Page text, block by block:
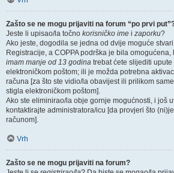
Zašto se ne mogu prijaviti na forum “po prvi
Jeste li upisao/la točno korisničko ime i zaporku?
Ako jeste, dogodila se jedna od dvije moguće
Registracije, a COPPA podrška je bila omogućena,
imam manje od 13 godina trebat ćete slijediti
elektroničkom poštom; ili je možda potrebna
računa [za što ste vidio/la obavijest ili prilikom
stigla elektroničkom poštom].
Ako ste eliminirao/la obje gornje mogućnosti, i još
kontaktirajte administratora/icu [da provjeri što
računom].
Vrh
Zašto se ne mogu prijaviti na forum?